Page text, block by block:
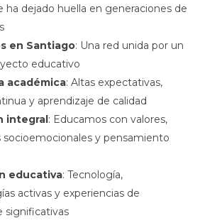
ha dejado huella en generaciones de
en Santiago: Una red unida por un
educativo
académica: Altas expectativas,
y aprendizaje de calidad
integral: Educamos con valores,
socioemocionales y pensamiento
educativa: Tecnología,
activas y experiencias de
significativas